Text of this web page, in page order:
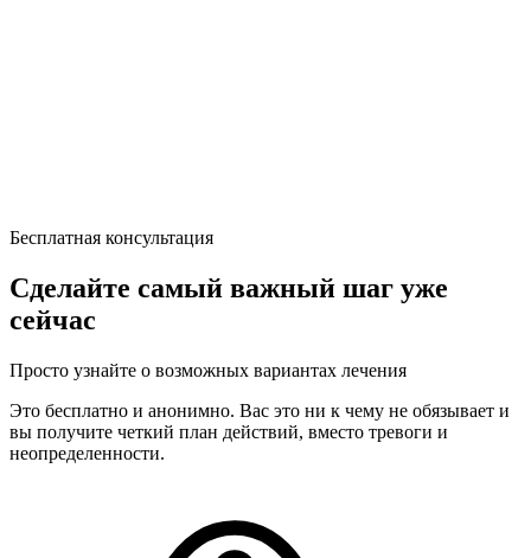
Бесплатная консультация
Сделайте самый важный шаг уже
сейчас
Просто узнайте о возможных вариантах лечения
Это бесплатно и анонимно. Вас это ни к чему не обязывает и
вы получите четкий план действий, вместо тревоги и
неопределенности.